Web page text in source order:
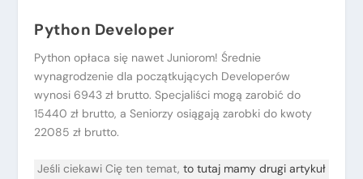
Python Developer
Python opłaca się nawet Juniorom! Średnie
wynagrodzenie dla początkujących Developerów
wynosi 6943 zł brutto. Specjaliści mogą zarobić do
15440 zł brutto, a Seniorzy osiągają zarobki do kwoty
22085 zł brutto.
Jeśli ciekawi Cię ten temat, to tutaj mamy drugi artykuł